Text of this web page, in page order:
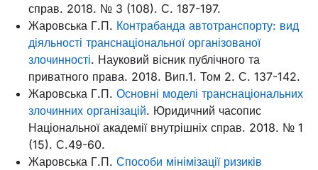
справ. 2018. № 3 (108). С. 187-197.
Жаровська Г.П. Контрабанда автотранспорту: вид
діяльності транснаціональної організованої
злочинності. Науковий вісник публічного та
приватного права. 2018. Вип.1. Том 2. С. 137-142.
Жаровська Г.П. Основні моделі транснаціональних
злочинних організацій. Юридичний часопис
Національної академії внутрішніх справ. 2018. № 1
(15). С.49-60.
Жаровська Г.П. Способи мінімізації ризиків